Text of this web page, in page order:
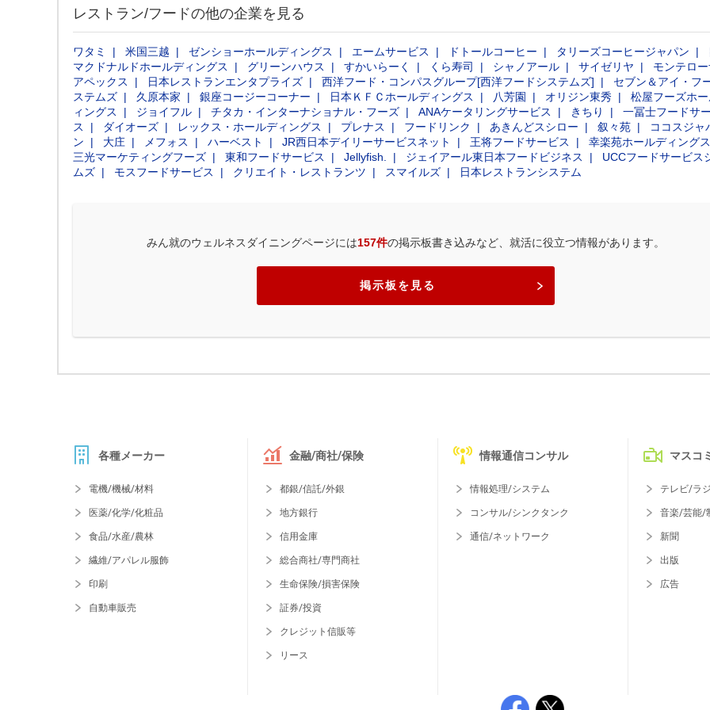
レストラン/フードの他の企業を見る
ワタミ 米国三越 ゼンショーホールディングス エームサービス ドトールコーヒー タリーズコーヒージャパン
マクドナルドホールディングス
グリーンハウス すかいらーく くら寿司 シャノアール サイゼリヤ
モンテロ
アペックス
日本レストランエンタプライズ 西洋フード・コンパスグループ[西洋フードシステムズ]
セブン＆アイ・フ
ステムズ
久原本家 銀座コージーコーナー 日本ＫＦＣホールディングス 八芳園 オリジン東秀
松屋フーズホ
ィングス
ジョイフル チタカ・インターナショナル・フーズ ANAケータリングサービス きちり
一冨士フードサ
ス
ダイオーズ レックス・ホールディングス プレナス フードリンク あきんどスシロー 叙々苑
ココスジャ
ン
大庄 メフォス ハーベスト JR西日本デイリーサービスネット 王将フードサービス
幸楽苑ホールディングス
三光マーケティングフーズ
東和フードサービス Jellyfish. ジェイアール東日本フードビジネス
UCCフードサービス
ムズ
モスフードサービス クリエイト・レストランツ スマイルズ 日本レストランシステム
みん就のウェルネスダイニングページには157件の掲示板書き込みなど、就活に役立つ情報があります。
掲示板を見る
各種メーカー
電機/機械/材料
医薬/化学/化粧品
食品/水産/農林
繊維/アパレル服飾
印刷
自動車販売
金融/商社/保険
都銀/信託/外銀
地方銀行
信用金庫
総合商社/専門商社
生命保険/損害保険
証券/投資
クレジット信販等
リース
情報通信コンサル
情報処理/システム
コンサル/シンクタンク
通信/ネットワーク
マスコミ
テレビ/ラ
音楽/芸能/
新聞
出版
広告